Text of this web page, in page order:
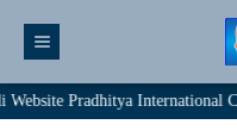
Pradhitya International